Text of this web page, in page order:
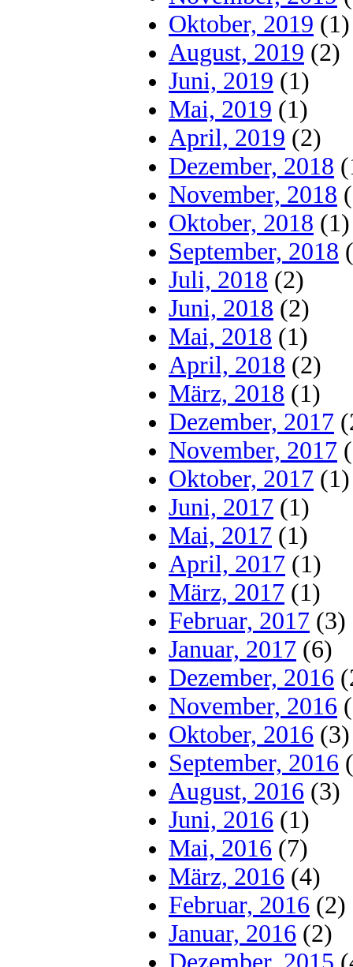
Oktober, 2019 (1)
August, 2019 (2)
Juni, 2019 (1)
Mai, 2019 (1)
April, 2019 (2)
Dezember, 2018
November, 2018
Oktober, 2018 (1)
September, 2018
Juli, 2018 (2)
Juni, 2018 (2)
Mai, 2018 (1)
April, 2018 (2)
März, 2018 (1)
Dezember, 2017
November, 2017
Oktober, 2017 (1)
Juni, 2017 (1)
Mai, 2017 (1)
April, 2017 (1)
März, 2017 (1)
Februar, 2017 (3)
Januar, 2017 (6)
Dezember, 2016
November, 2016
Oktober, 2016 (3)
September, 2016
August, 2016 (3)
Juni, 2016 (1)
Mai, 2016 (7)
März, 2016 (4)
Februar, 2016 (2)
Januar, 2016 (2)